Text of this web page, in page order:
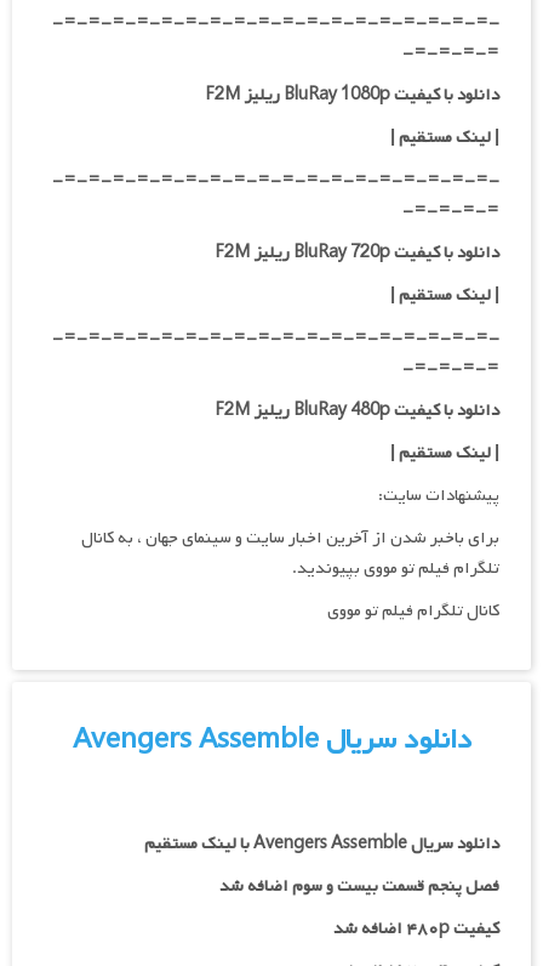
-=-=-=-=-=-=-=-=-=-=-=-=-=-=-=-=-=-=-
=-=-=-=-
دانلود با کیفیت BluRay 1080p ریلیز F2M
|لینک مستقیم|
-=-=-=-=-=-=-=-=-=-=-=-=-=-=-=-=-=-=-
=-=-=-=-
دانلود با کیفیت BluRay 720p ریلیز F2M
| لینک مستقیم|
-=-=-=-=-=-=-=-=-=-=-=-=-=-=-=-=-=-=-
=-=-=-=-
دانلود با کیفیت BluRay 480p ریلیز F2M
| لینک مستقیم|
پیشنهادات سایت:
برای باخبر شدن از آخرین اخبار سایت و سینمای جهان ، به کانال
تلگرام فیلم تو مووی بپیوندید.
کانال تلگرام فیلم تو مووی
دانلود سریال Avengers Assemble
دانلود سریال Avengers Assemble با لینک مستقیم
فصل پنجم قسمت بیست و سوم اضافه شد
کیفیت ۴۸۰p اضافه شد